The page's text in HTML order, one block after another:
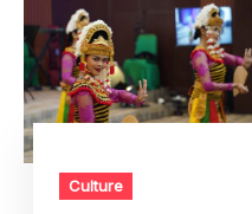
Culture